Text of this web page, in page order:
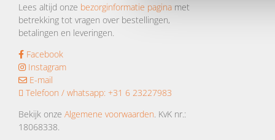
Lees altijd onze bezorginformatie pagina met
betrekking tot vragen over bestellingen,
betalingen en leveringen.
Facebook
Instagram
E-mail
Telefoon / whatsapp: +31 6 23227983
Bekijk onze Algemene voorwaarden. KvK nr.:
18068338.